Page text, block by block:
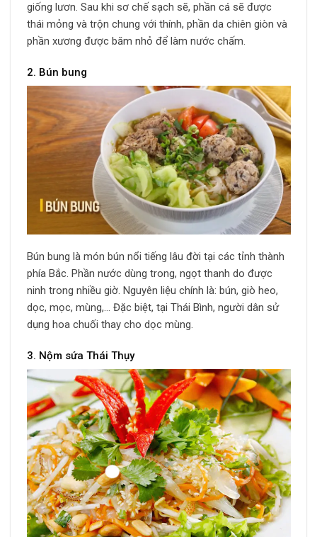
giống lươn. Sau khi sơ chế sạch sẽ, phần cá sẽ được
thái mỏng và trộn chung với thính, phần da chiên giòn và
phần xương được băm nhỏ để làm nước chấm.
2. Bún bung
Bún bung là món bún nổi tiếng lâu đời tại các tỉnh thành
phía Bắc. Phần nước dùng trong, ngọt thanh do được
ninh trong nhiều giờ. Nguyên liệu chính là: bún, giò heo,
dọc, mọc, mùng,… Đặc biệt, tại Thái Bình, người dân sử
dụng hoa chuối thay cho dọc mùng.
3. Nộm sứa Thái Thụy